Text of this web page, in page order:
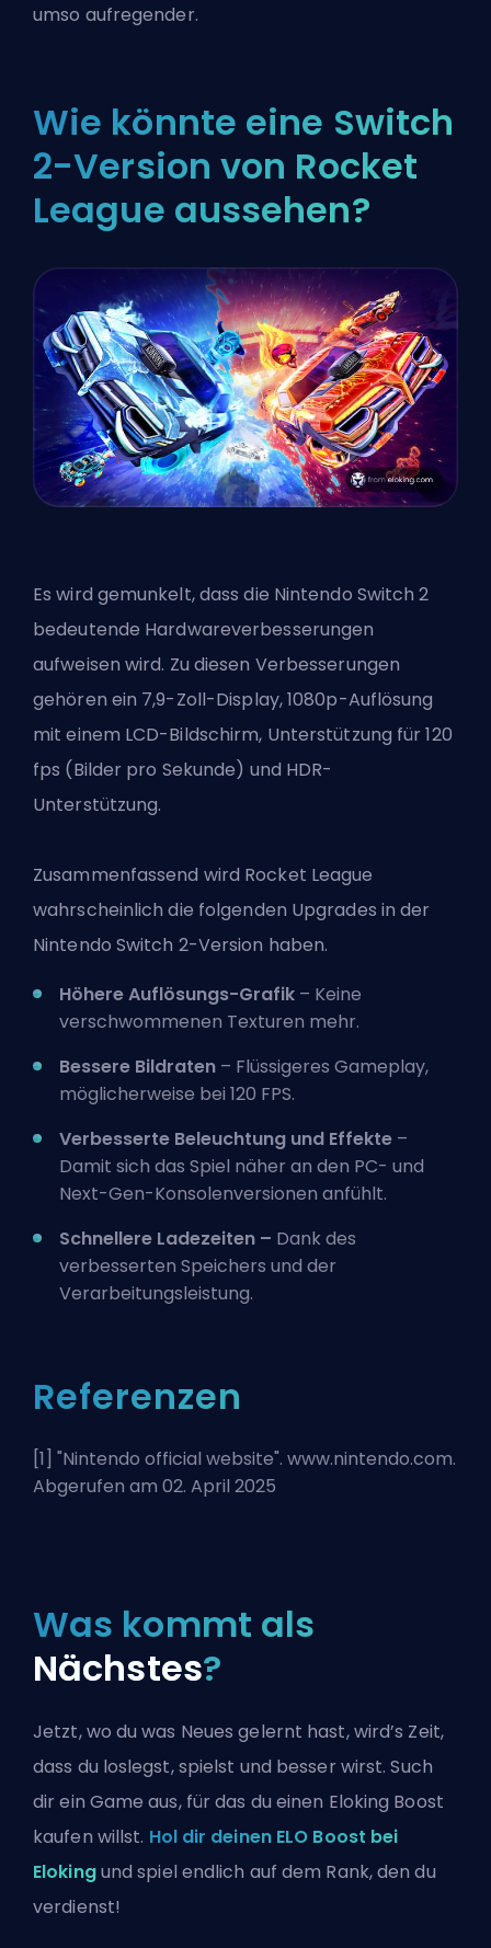
umso aufregender.
Wie könnte eine Switch
2-Version von Rocket
League aussehen?
Es wird gemunkelt, dass die Nintendo Switch 2
bedeutende Hardwareverbesserungen
aufweisen wird. Zu diesen Verbesserungen
gehören ein 7,9-Zoll-Display, 1080p-Auflösung
mit einem LCD-Bildschirm, Unterstützung für 120
fps (Bilder pro Sekunde) und HDR-
Unterstützung.
Zusammenfassend wird Rocket League
wahrscheinlich die folgenden Upgrades in der
Nintendo Switch 2-Version haben.
Höhere Auflösungs-Grafik – Keine
verschwommenen Texturen mehr.
Bessere Bildraten – Flüssigeres Gameplay,
möglicherweise bei 120 FPS.
Verbesserte Beleuchtung und Effekte –
Damit sich das Spiel näher an den PC- und
Next-Gen-Konsolenversionen anfühlt.
Schnellere Ladezeiten – Dank des
verbesserten Speichers und der
Verarbeitungsleistung.
Referenzen
[1] "Nintendo official website". www.nintendo.com.
Abgerufen am 02. April 2025
Was kommt als
Nächstes?
Jetzt, wo du was Neues gelernt hast, wird’s Zeit,
dass du loslegst, spielst und besser wirst. Such
dir ein Game aus, für das du einen Eloking Boost
kaufen willst. Hol dir deinen ELO Boost bei
Elokingund spiel endlich auf dem Rank, den du
verdienst!